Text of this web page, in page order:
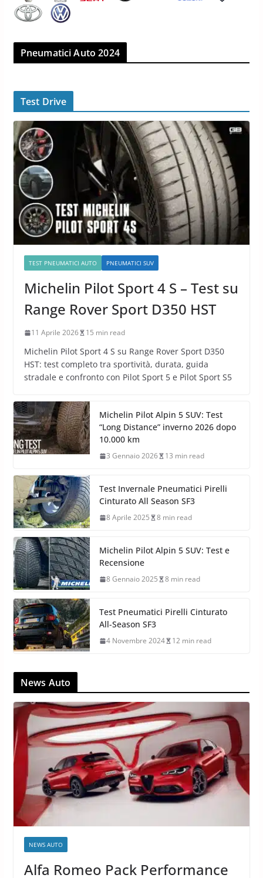
Pneumatici Auto 2024
Test Drive
TEST PNEUMATICI AUTO PNEUMATICI SUV
Michelin Pilot Sport 4 S – Test su
Range Rover Sport D350 HST
11 Aprile 2026 15 min read
Michelin Pilot Sport 4 S su Range Rover Sport D350
HST: test completo tra sportività, durata, guida
stradale e confronto con Pilot Sport 5 e Pilot Sport S5
Michelin Pilot Alpin 5 SUV: Test
“Long Distance” inverno 2026 dopo
10.000 km
3 Gennaio 2026 13 min read
Test Invernale Pneumatici Pirelli
Cinturato All Season SF3
8 Aprile 2025 8 min read
Michelin Pilot Alpin 5 SUV: Test e
Recensione
8 Gennaio 2025 8 min read
Test Pneumatici Pirelli Cinturato
All-Season SF3
4 Novembre 2024 12 min read
News Auto
NEWS AUTO
Alfa Romeo Pack Performance